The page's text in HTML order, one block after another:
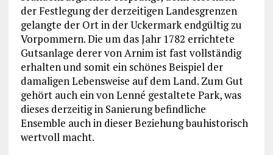
der Festlegung der derzeitigen Landesgrenzen
gelangte der Ort in der Uckermark endgültig zu
Vorpommern. Die um das Jahr 1782 errichtete
Gutsanlage derer von Arnim ist fast vollständig
erhalten und somit ein schönes Beispiel der
damaligen Lebensweise auf dem Land. Zum Gut
gehört auch ein von Lenné gestaltete Park, was
dieses derzeitig in Sanierung befindliche
Ensemble auch in dieser Beziehung bauhistorisch
wertvoll macht.